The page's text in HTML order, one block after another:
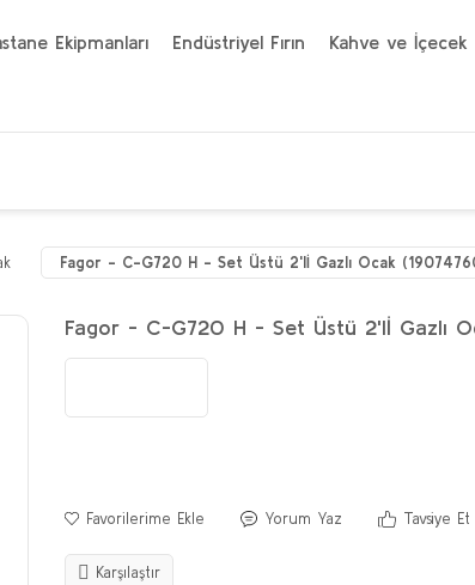
Ekipmanları Endüstriyel Fırın Kahve ve İçecek
Fagor - C-G720 H - Set Üstü 2'lİ Gazlı Ocak
Fagor - C-G720 H - Set Üstü 2'lİ Gazlı
Yorum Yaz Tavsiye Et
Karşılaştır